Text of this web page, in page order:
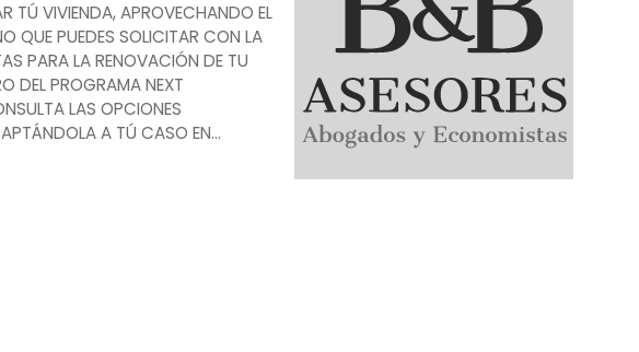
TÚ VIVIENDA, APROVECHANDO EL
QUE PUEDES SOLICITAR CON LA
PARA LA RENOVACIÓN DE TU
DEL PROGRAMA NEXT
LAS OPCIONES
A TÚ CASO EN